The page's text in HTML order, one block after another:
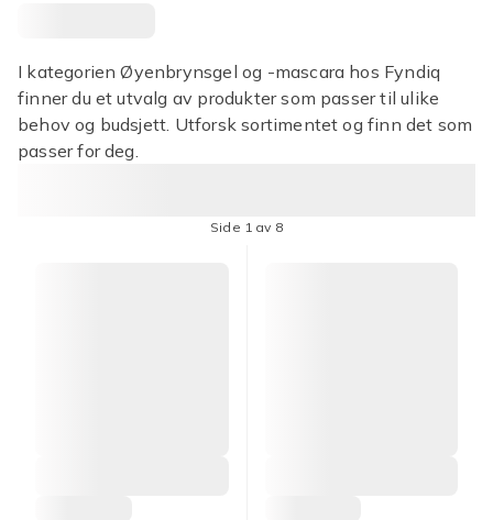
I kategorien Øyenbrynsgel og -mascara hos Fyndiq
finner du et utvalg av produkter som passer til ulike
behov og budsjett. Utforsk sortimentet og finn det som
passer for deg.
Side 1 av 8